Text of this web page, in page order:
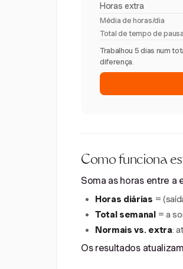
Horas extra
Média de horas/dia
Total de tempo de pausa
Trabalhou 5 dias num
diferença.
Como funciona
Soma as horas entre a
Horas diárias =
Total semanal = a
Normais vs. extra:
Os resultados